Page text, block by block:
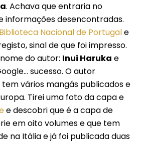
. Achava que entraria no
informações desencontradas.
Biblioteca Nacional de Portugale
sinal de que foi impresso.
do autor: Inui Haruka e
sucesso. O autor
vários mangás publicados e
Tirei uma foto da capa e
e descobri que é a capa de
em oito volumes e que tem
na Itália e já foi publicada duas